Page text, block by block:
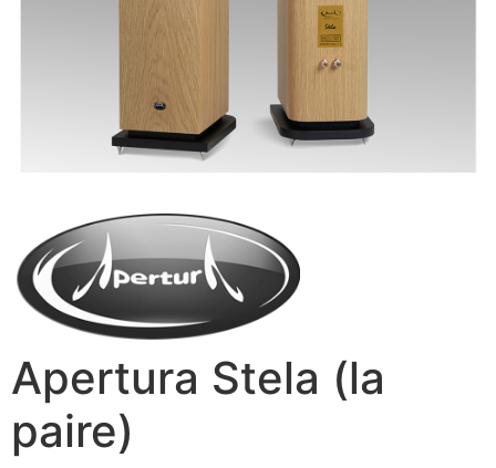
Apertura Stela (la
paire)